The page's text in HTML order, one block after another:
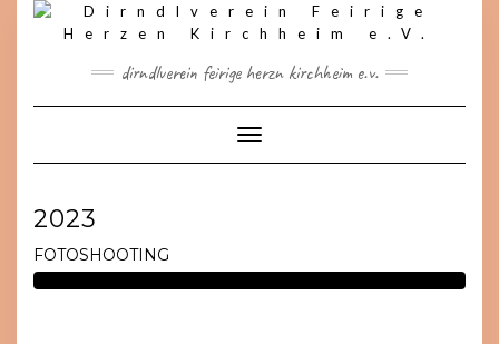
dirndlverein feirige herzn kirchheim e.v.
Toggle Navigation
2023
FOTOSHOOTING